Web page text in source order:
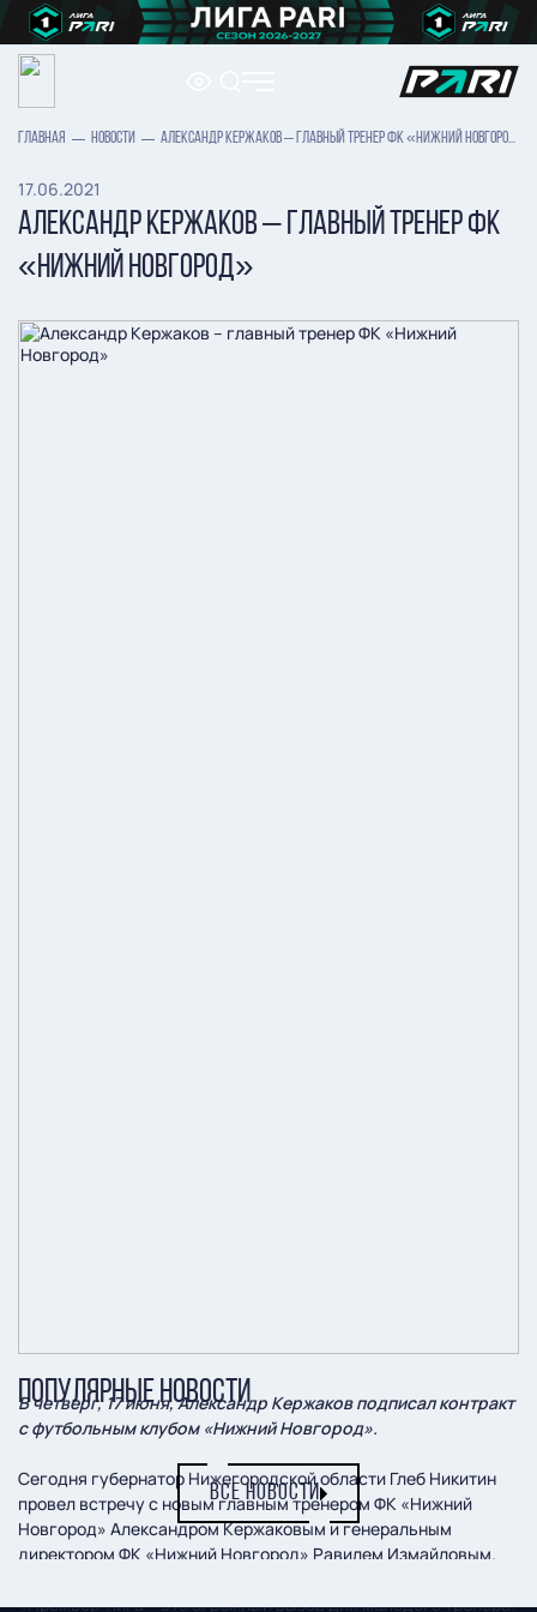
ГЛАВНАЯ НОВОСТИ АЛЕКСАНДР КЕРЖАКОВ – ГЛАВНЫЙ ТРЕНЕР ФК «НИЖНИЙ НОВГОРОД»
17.06.2021
АЛЕКСАНДР КЕРЖАКОВ – ГЛАВНЫЙ ТРЕНЕР ФК
«НИЖНИЙ НОВГОРОД»
В четверг, 17 июня, Александр Кержаков подписал контракт
с футбольным клубом «Нижний Новгород».
Сегодня губернатор Нижегородской области Глеб Никитин
провел встречу с новым главным тренером ФК «Нижний
Новгород» Александром Кержаковым и генеральным
директором ФК «Нижний Новгород» Равилем Измайловым.
«Премьер-лига – это огромный вызов для молодого тренера.
ПОПУЛЯРНЫЕ НОВОСТИ
ВСЕ НОВОСТИ